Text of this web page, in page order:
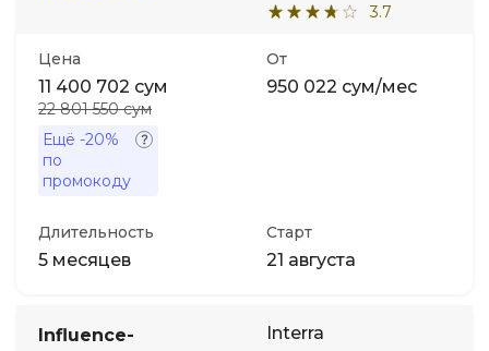
3.7
Цена
11 400 702 сум
22 801 550 сум
Ещё -20%
по
промокоду
От
950 022 сум/мес
Длительность
5 месяцев
Старт
21 августа
Influence-
Interra